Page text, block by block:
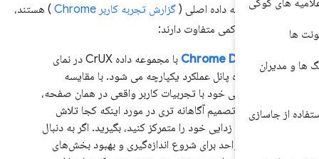
کوکی
مجموعه داده اصلی (گزارش تجربه کاربر Chrome
) هستند،
استفاده کمی متفاوت دارند:
Chrome
با مجموعه داده CrUX در نمای
زنده پانل عملکرد یکپارچه می شود. با مقایسه
محلی خود با تجربیات کاربر واقعی در همان صفحه،
توانید تصمیم آگاهانه تری در مورد اینکه کجا تلاش
اشکال زدایی خود را متمرکز کنید، بگیرید. اگر به دنبال
اقدام واحد برای شروع اندازه‌گیری و بهبود بخش‌های